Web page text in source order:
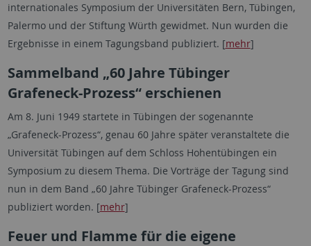
internationales Symposium der Universitäten Bern, Tübingen,
Palermo und der Stiftung Würth gewidmet. Nun wurden die
Ergebnisse in einem Tagungsband publiziert. [mehr]
Sammelband „60 Jahre Tübinger
Grafeneck-Prozess“ erschienen
Am 8. Juni 1949 startete in Tübingen der sogenannte
„Grafeneck-Prozess“, genau 60 Jahre später veranstaltete die
Universität Tübingen auf dem Schloss Hohentübingen ein
Symposium zu diesem Thema. Die Vorträge der Tagung sind
nun in dem Band „60 Jahre Tübinger Grafeneck-Prozess“
publiziert worden. [mehr]
Feuer und Flamme für die eigene